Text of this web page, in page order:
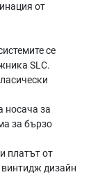
от
се
SLC.
носача за
за бързо
платът от
дизайн